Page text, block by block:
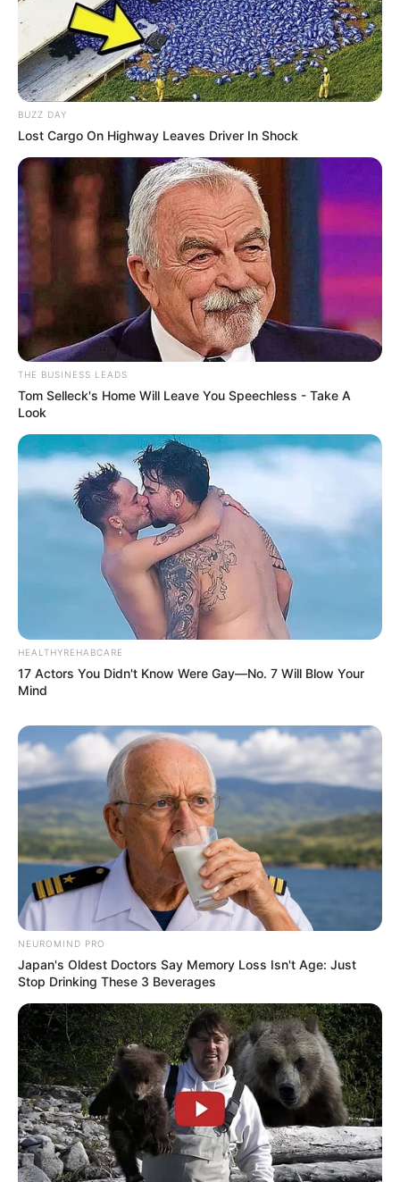
BUZZ DAY
Lost Cargo On Highway Leaves Driver In Shock
THE BUSINESS LEADS
Tom Selleck's Home Will Leave You Speechless - Take A
Look
HEALTHYREHABCARE
17 Actors You Didn't Know Were Gay—No. 7 Will Blow Your
Mind
NEUROMIND PRO
Japan's Oldest Doctors Say Memory Loss Isn't Age: Just
Stop Drinking These 3 Beverages